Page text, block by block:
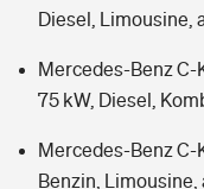
Diesel, Limousine,
Mercedes-Benz C-
75 kW, Diesel,
Mercedes-Benz C-
Benzin, Limousine,